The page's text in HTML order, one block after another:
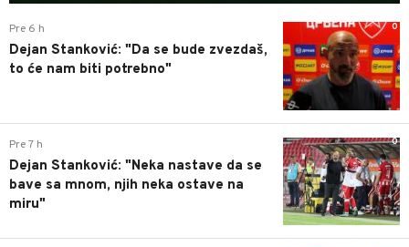
0
Pre 6 h
Dejan Stanković: "Da se bude zvezdaš,
to će nam biti potrebno"
0
Pre 7 h
Dejan Stanković: "Neka nastave da se
bave sa mnom, njih neka ostave na
miru"